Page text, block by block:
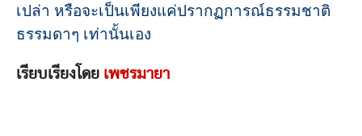
เปล่า หรือจะเป็นเพียงแค่ปรากฏการณ์ธรรมชาติ
ธรรมดาๆ เท่านั้นเอง
เรียบเรียงโดย เพชรมายา